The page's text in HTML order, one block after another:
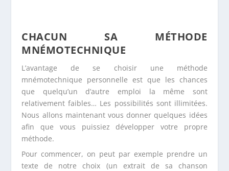
CHACUN SA MÉTHODE
MNÉMOTECHNIQUE
L’avantage de se choisir une méthode
mnémotechnique personnelle est que les chances
que quelqu’un d’autre emploi la même sont
relativement faibles… Les possibilités sont illimitées.
Nous allons maintenant vous donner quelques idées
afin que vous puissiez développer votre propre
méthode.
Pour commencer, on peut par exemple prendre un
texte de notre choix (un extrait de sa chanson